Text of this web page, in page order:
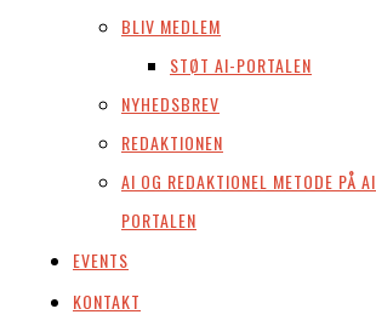
BLIV MEDLEM
STØT AI-PORTALEN
NYHEDSBREV
REDAKTIONEN
AI OG REDAKTIONEL METODE PÅ AI
PORTALEN
EVENTS
KONTAKT